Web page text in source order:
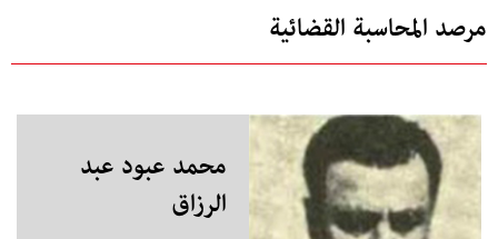
مرصد المحاسبة القضائية
محمد عبود عبد
الرزاق